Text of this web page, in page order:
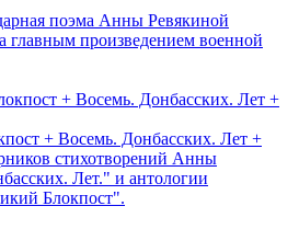
поэма Анны Ревякиной
главным произведением военной
+ Восемь. Донбасских. Лет +
стихотворений Анны
Лет." и антологии
Блокпост".